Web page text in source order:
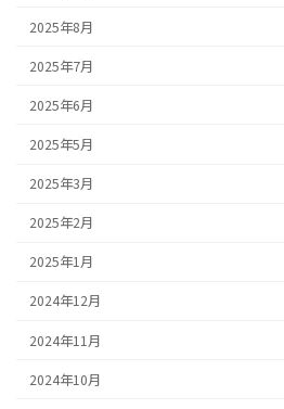
2025年8月
2025年7月
2025年6月
2025年5月
2025年3月
2025年2月
2025年1月
2024年12月
2024年11月
2024年10月